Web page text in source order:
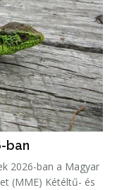
ban
2026-ban a Magyar
(MME) Kétéltű- és